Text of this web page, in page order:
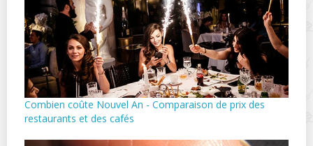
Combien coûte Nouvel An - Comparaison de prix des
restaurants et des cafés